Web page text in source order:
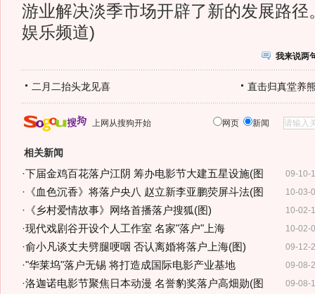
游业解决淡季市场开辟了新的发展路径
娱乐频道)
我来说两
二月二抬头龙见喜 直击归真堂养
上网从搜狗开始 网页 新闻
相关新闻
09-10-
·下届金鸡百花落户江阴 筹办电影节大建五星设施(图
10-03-
· 《血色沉香》将落户央八 赵立新李亚鹏荧屏斗法(图
10-02-
· 《乡村爱情故事》网络首播落户搜狐(图)
10-02-
·现代戏剧谷开设个人工作室 名家"落户"上海
09-12-
·俞小凡谈丈夫劈腿哽咽 否认离婚将落户上海(图)
09-08-
·"华莱坞"落户无锡 将打造成国际电影产业基地
09-08-
·洛迦诺电影节聚焦日本动漫 名誉豹奖落户高畑勋(图